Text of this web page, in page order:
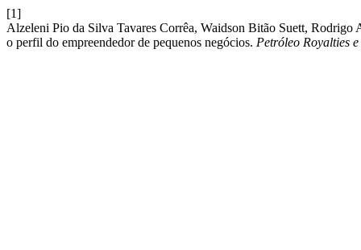
[1]
Alzeleni Pio da Silva Tavares Corrêa, Waidson Bitão Suett,
o perfil do empreendedor de pequenos negócios. Petróleo Royalties